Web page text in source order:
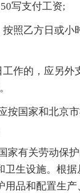
写支付工资;
照乙方日或小
作的，应另外
按国家和北京
家有关劳动保
卫生设施。根
用品和配置生